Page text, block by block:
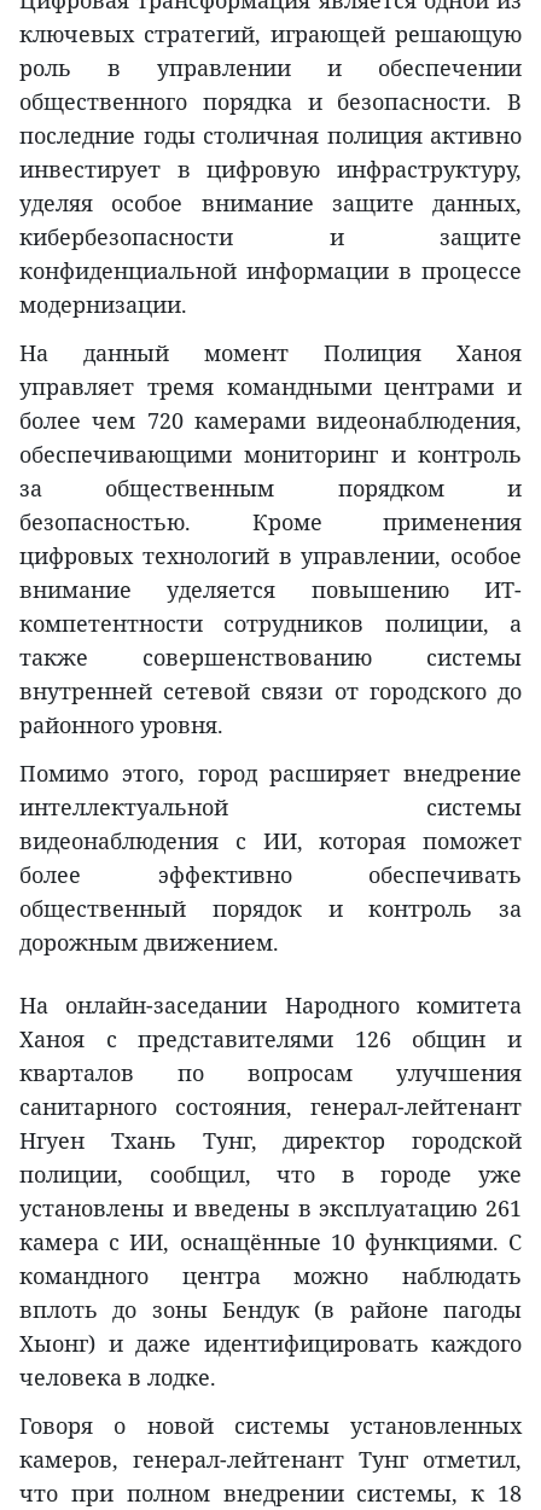
ключевых стратегий, играющей решающую
роль в управлении и обеспечении
общественного порядка и безопасности. В
последние годы столичная полиция активно
инвестирует в цифровую инфраструктуру,
уделяя особое внимание защите данных,
кибербезопасности и защите
конфиденциальной информации в процессе
модернизации.
На данный момент Полиция Ханоя
управляет тремя командными центрами и
более чем 720 камерами видеонаблюдения,
обеспечивающими мониторинг и контроль
за общественным порядком и
безопасностью. Кроме применения
цифровых технологий в управлении, особое
внимание уделяется повышению ИТ-
компетентности сотрудников полиции, а
также совершенствованию системы
внутренней сетевой связи от городского до
районного уровня.
Помимо этого, город расширяет внедрение
интеллектуальной системы
видеонаблюдения с ИИ, которая поможет
более эффективно обеспечивать
общественный порядок и контроль за
дорожным движением.
На онлайн-заседании Народного комитета
Ханоя с представителями 126 общин и
кварталов по вопросам улучшения
санитарного состояния, генерал-лейтенант
Нгуен Тхань Тунг, директор городской
полиции, сообщил, что в городе уже
установлены и введены в эксплуатацию 261
камера с ИИ, оснащённые 10 функциями. С
командного центра можно наблюдать
вплоть до зоны Бендук (в районе пагоды
Хыонг) и даже идентифицировать каждого
человека в лодке.
Говоря о новой системы установленных
камеров, генерал-лейтенант Тунг отметил,
что при полном внедрении системы, к 18